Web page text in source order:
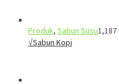
Produk, Sabun Susu
√Sabun Kopi